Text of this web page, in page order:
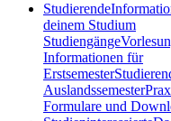
Studierende
deinem Studium
Studiengänge
Informationen für
Erstsemester
Auslandssemester
Formulare und